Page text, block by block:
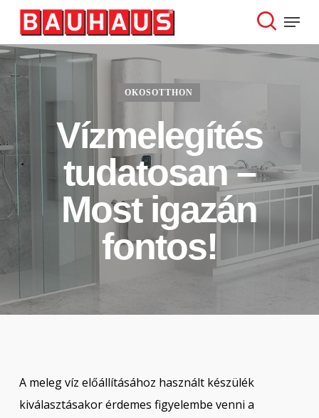
Skip
main
content
search
Menu
OKOSOTTHON
Vízmelegítés
tudatosan –
Most igazán
fontos!
A meleg víz előállításához használt készülék
kiválasztásakor érdemes figyelembe venni a
Close